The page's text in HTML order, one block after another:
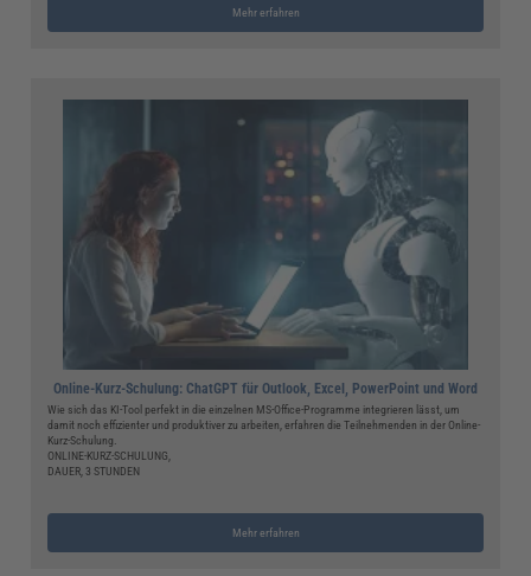
Mehr erfahren
Online-Kurz-Schulung: ChatGPT für Outlook, Excel, PowerPoint und Word
Wie sich das KI-Tool perfekt in die einzelnen MS-Office-Programme integrieren lässt, um
damit noch effizienter und produktiver zu arbeiten, erfahren die Teilnehmenden in der Online-
Kurz-Schulung.
ONLINE-KURZ-SCHULUNG,
DAUER, 3 STUNDEN
Mehr erfahren